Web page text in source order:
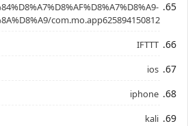
com.mo.app625894150812
IFTTT
ios
iphone
kali